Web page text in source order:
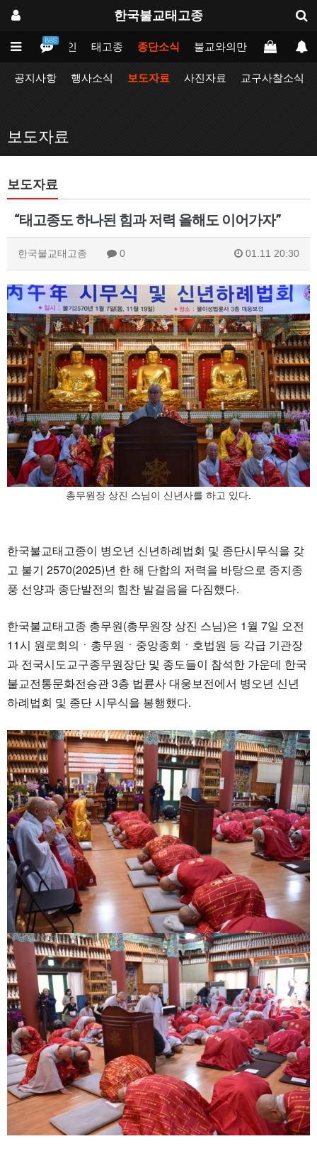
한국불교태고종
BBS
메인 태고종 종단소식 불교와의만남 업무포털
공지사항 행사소식 보도자료 사진자료 교구사찰소식
보도자료
보도자료
“태고종도 하나된 힘과 저력 올해도 이어가자”
한국불교태고종 0 01.11 20:30
총무원장 상진 스님이 신년사를 하고 있다.
한국불교태고종이 병오년 신년하례법회 및 종단시무식을 갖
고 불기 2570(2025)년 한 해 단합의 저력을 바탕으로 종지종
풍 선양과 종단발전의 힘찬 발걸음을 다짐했다.
한국불교태고종 총무원(총무원장 상진 스님)은 1월 7일 오전
11시 원로회의ㆍ총무원ㆍ중앙종회ㆍ호법원 등 각급 기관장
과 전국시도교구종무원장단 및 종도들이 참석한 가운데 한국
불교전통문화전승관 3층 법륜사 대웅보전에서 병오년 신년
하례법회 및 종단 시무식을 봉행했다.